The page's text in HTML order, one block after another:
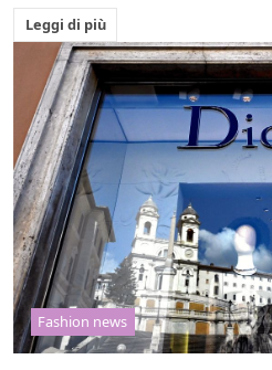
Leggi di più
Fashion news